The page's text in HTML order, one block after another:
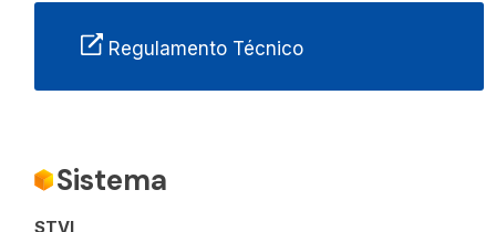
Regulamento Técnico
Sistema
STVI